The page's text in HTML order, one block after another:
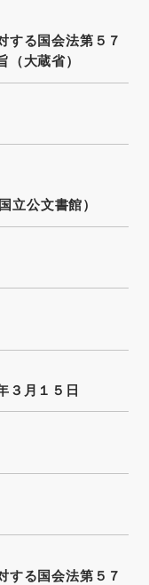
する国会法第５７
大蔵省）
公文書館）
３月１５日
する国会法第５７